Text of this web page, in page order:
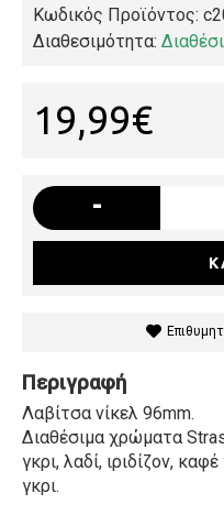
Κωδικός Προϊόντος:
Διαθεσιμότητα:
19,99€
-
Περιγραφή
Λαβίτσα νίκελ 96mm.
Διαθέσιμα χρώματα
γκρι, λαδί, ιριδίζον,
γκρι.